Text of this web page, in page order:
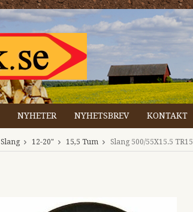
NYHETER NYHETSBREV KONTAKT
Slang 12-20" 15,5 Tum Slang 500/55X15.5 TR15